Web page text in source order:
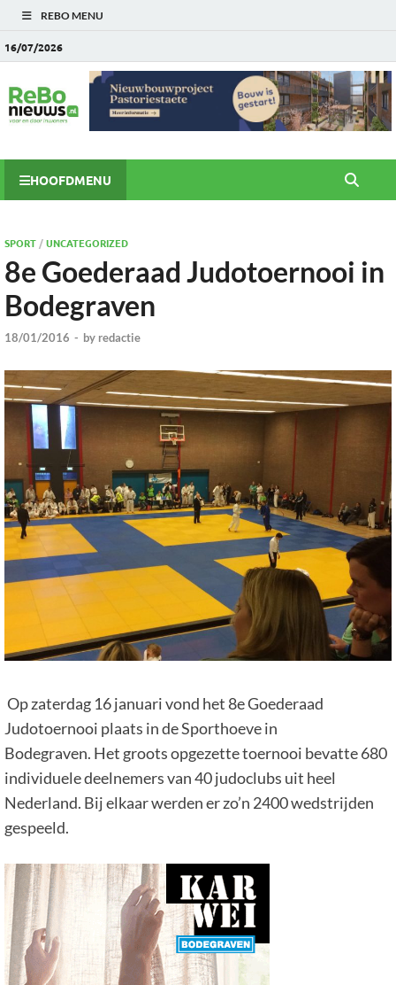
REBO MENU
16/07/2026
HOOFDMENU
SPORT/UNCATEGORIZED
8e Goederaad Judotoernooi in
Bodegraven
18/01/2016 - by redactie
Op zaterdag 16 januari vond het 8e Goederaad
Judotoernooi plaats in de Sporthoeve in
Bodegraven. Het groots opgezette toernooi bevatte 680
individuele deelnemers van 40 judoclubs uit heel
Nederland. Bij elkaar werden er zo’n 2400 wedstrijden
gespeeld.